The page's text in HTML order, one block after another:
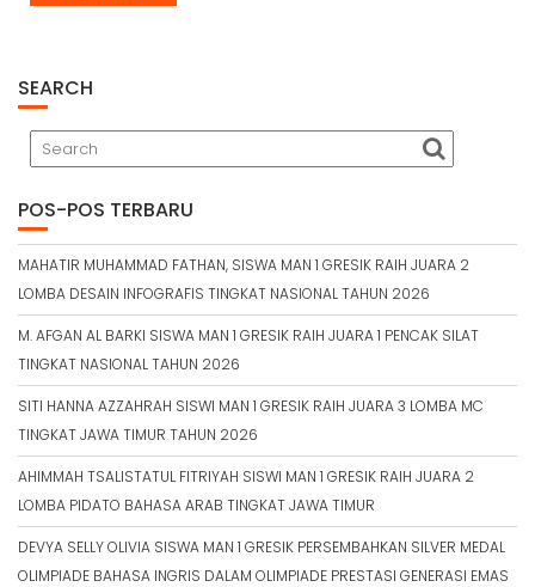
SEARCH
POS-POS TERBARU
MAHATIR MUHAMMAD FATHAN, SISWA MAN 1 GRESIK RAIH JUARA 2
LOMBA DESAIN INFOGRAFIS TINGKAT NASIONAL TAHUN 2026
M. AFGAN AL BARKI SISWA MAN 1 GRESIK RAIH JUARA 1 PENCAK SILAT
TINGKAT NASIONAL TAHUN 2026
SITI HANNA AZZAHRAH SISWI MAN 1 GRESIK RAIH JUARA 3 LOMBA MC
TINGKAT JAWA TIMUR TAHUN 2026
AHIMMAH TSALISTATUL FITRIYAH SISWI MAN 1 GRESIK RAIH JUARA 2
LOMBA PIDATO BAHASA ARAB TINGKAT JAWA TIMUR
DEVYA SELLY OLIVIA SISWA MAN 1 GRESIK PERSEMBAHKAN SILVER MEDAL
OLIMPIADE BAHASA INGRIS DALAM OLIMPIADE PRESTASI GENERASI EMAS